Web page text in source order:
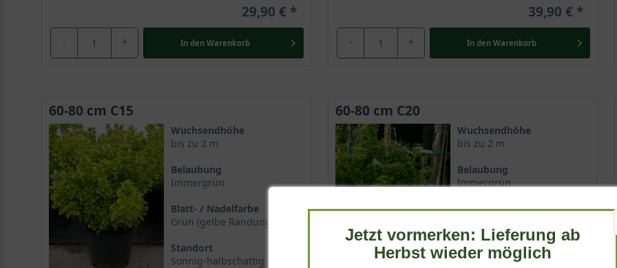
29,90 €
- + In den Warenkorb
39,90 €
- + In den Warenkorb
60-80 cm C15
Wuchsendhöhe
bis zu 2 m
Belaubung
Immergrün
Blatt- / Nadelfarbe
Grün (gelbe Randung)
Standort
Sonnig-halbschattig
60-80 cm C20
Wuchsendhöhe
bis zu 2 m
Belaubung
Immergrün
Blatt- / Nadelfarbe
Standort
Sonnig-halbschattig
Jetzt vormerken: Lieferung ab
Herbst wieder möglich